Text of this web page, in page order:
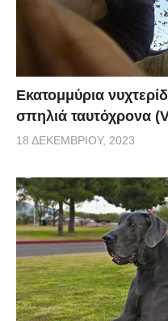
Εκατομμύρια
σπηλιά ταυτόχρονα
18 ΔΕΚΕΜΒΡΊΟΥ, 2023